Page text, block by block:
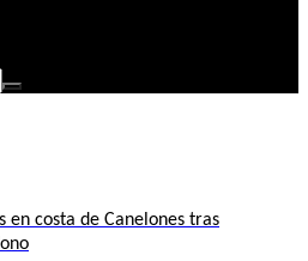
en costa de Canelones tras